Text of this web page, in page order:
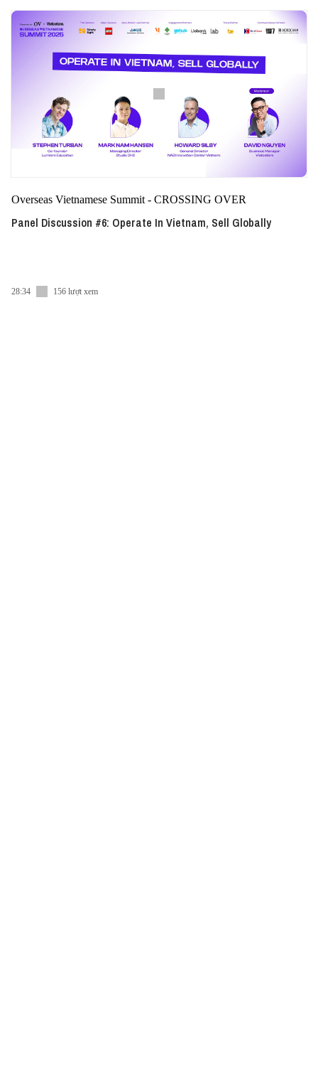
Overseas Vietnamese Summit - CROSSING OVER
Panel Discussion #6: Operate In Vietnam, Sell Globally
28:34 156 lượt xem